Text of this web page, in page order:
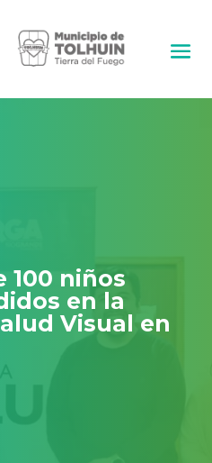
100 niños
en la
Visual en